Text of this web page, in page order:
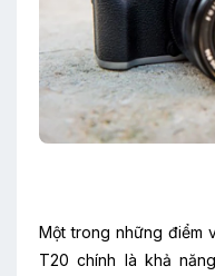
Một trong những điểm
T20 chính là khả